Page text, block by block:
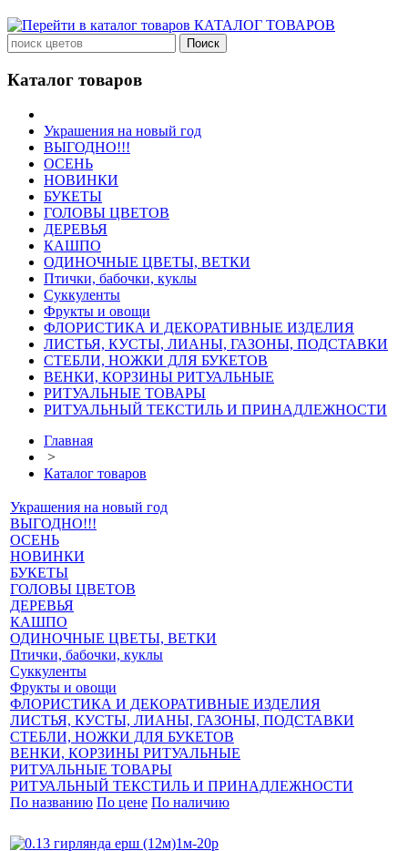
КАТАЛОГ ТОВАРОВ
Каталог товаров
Украшения на новый год
ВЫГОДНО!!!
ОСЕНЬ
НОВИНКИ
БУКЕТЫ
ГОЛОВЫ ЦВЕТОВ
ДЕРЕВЬЯ
КАШПО
ОДИНОЧНЫЕ ЦВЕТЫ, ВЕТКИ
Птички, бабочки, куклы
Суккуленты
Фрукты и овощи
ФЛОРИСТИКА И ДЕКОРАТИВНЫЕ ИЗДЕЛИЯ
ЛИСТЬЯ, КУСТЫ, ЛИАНЫ, ГАЗОНЫ, ПОДСТАВКИ
СТЕБЛИ, НОЖКИ ДЛЯ БУКЕТОВ
ВЕНКИ, КОРЗИНЫ РИТУАЛЬНЫЕ
РИТУАЛЬНЫЕ ТОВАРЫ
РИТУАЛЬНЫЙ ТЕКСТИЛЬ И ПРИНАДЛЕЖНОСТИ
Главная
>
Каталог товаров
Украшения на новый год
ВЫГОДНО!!!
ОСЕНЬ
НОВИНКИ
БУКЕТЫ
ГОЛОВЫ ЦВЕТОВ
ДЕРЕВЬЯ
КАШПО
ОДИНОЧНЫЕ ЦВЕТЫ, ВЕТКИ
Птички, бабочки, куклы
Суккуленты
Фрукты и овощи
ФЛОРИСТИКА И ДЕКОРАТИВНЫЕ ИЗДЕЛИЯ
ЛИСТЬЯ, КУСТЫ, ЛИАНЫ, ГАЗОНЫ, ПОДСТАВКИ
СТЕБЛИ, НОЖКИ ДЛЯ БУКЕТОВ
ВЕНКИ, КОРЗИНЫ РИТУАЛЬНЫЕ
РИТУАЛЬНЫЕ ТОВАРЫ
РИТУАЛЬНЫЙ ТЕКСТИЛЬ И ПРИНАДЛЕЖНОСТИ
По названию По цене По наличию